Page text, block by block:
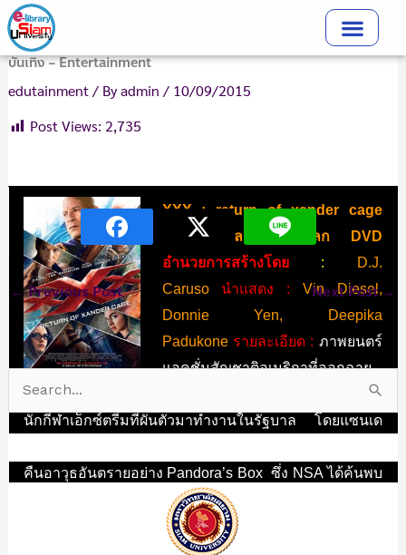
Skip
to
content
บันเทิง – Entertainment
edutainment/ Byadmin / 10/09/2015
Post Views: 2,735
XXX : return of xander cage
(2017) ทลายแผนยึดโลก DVD
อำนวยการสร้างโดย: D.J.
Caruso
นำแสดง : Vin Diesel,
Donnie Yen, Deepika
Padukone รายละเอียด : ภาพยนตร์
แอคชั่นสัญชาติอเมริกาที่ออกฉาย
ในปี ค.ศ. 2017 โดย วิน ดีเซล กลับมารับบท แซนเดอร์ เคจ
นักกีฬาเอ็กซ์ตรีมที่ผันตัวมาทำงานในรัฐบาล โดยแซนเด
คืนอาวุธอันตรายอย่าง Pandora’s Box ซึ่ง NSA ได้ค้นพบ
ว่ามีคนคิดค้นกล่องแพนดอร่าที่สามารถจะสั่งการให้
ดาวเทียมที่ลอยอยู่เหนือโลกเป็นหมื่นดวง
←Previous Post Next Post→
e